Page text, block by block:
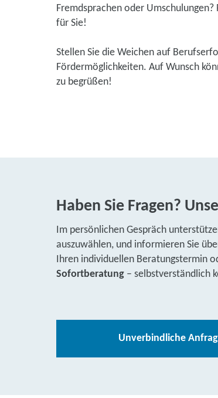
Fremdsprachen oder
für Sie!
Stellen Sie die Weichen auf
Fördermöglichkeiten. Auf Wunsch
zu begrüßen!
Haben Sie Fragen?
Im persönlichen Gespräch
auszuwählen, und informieren Sie
Ihren individuellen Beratungstermin
Sofortberatung – selbstverständlich
Unverbindliche